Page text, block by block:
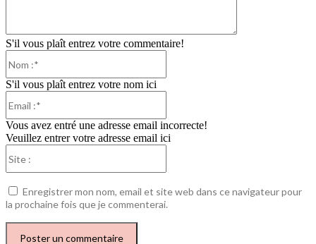
S'il vous plaît entrez votre commentaire!
S'il vous plaît entrez votre nom ici
Vous avez entré une adresse email incorrecte!
Veuillez entrer votre adresse email ici
Enregistrer mon nom, email et site web dans ce navigateur pour
la prochaine fois que je commenterai.